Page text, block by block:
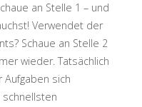
an Stelle 1 – und
Verwendet der
Schaue an Stelle 2
wieder. Tatsächlich
sich
schnellsten